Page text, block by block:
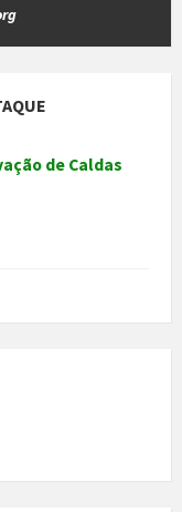
de Caldas